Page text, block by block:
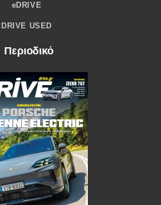
eDRIVE
DRIVE USED
Περιοδικό